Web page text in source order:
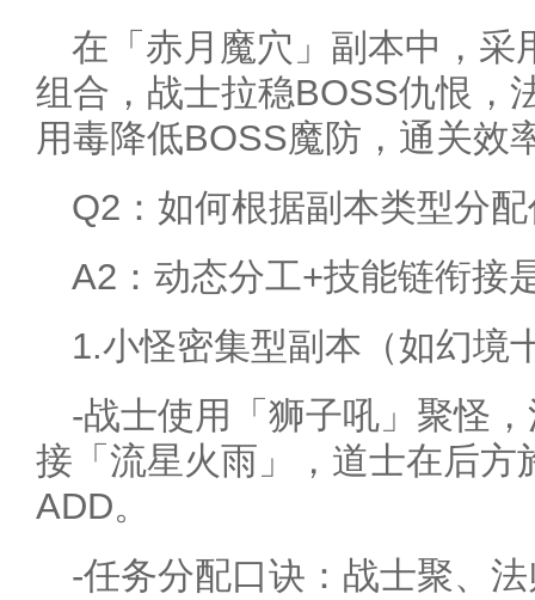
在「赤月魔穴」副本中，采
组合，战士拉稳BOSS仇恨，
用毒降低BOSS魔防，通关效
Q2：如何根据副本类型分
A2：动态分工+技能链衔接
1.小怪密集型副本（如幻境
-战士使用「狮子吼」聚怪
接「流星火雨」，道士在后方
ADD。
-任务分配口诀：战士聚、